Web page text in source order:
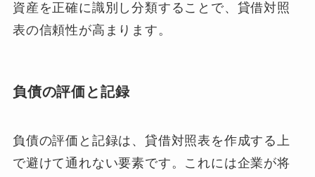
資産を正確に識別し分類することで、貸借対照
表の信頼性が高まります。
負債の評価と記録
負債の評価と記録は、貸借対照表を作成する上
で避けて通れない要素です。これには企業が将